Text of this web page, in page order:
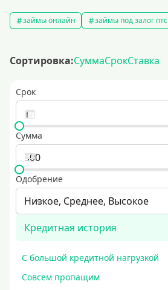
займы онлайн займы под залог птс
Сортировка:СуммаСрокСтавка
Срок
Сумма
Одобрение
Низкое, Среднее, Высокое
Кредитная история
С большой кредитной нагрузкой
Совсем пропащим